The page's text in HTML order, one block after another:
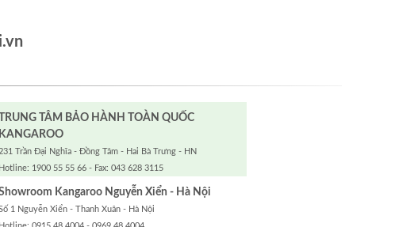
TRUNG TÂM BẢO HÀNH TOÀN QUỐC
KANGAROO
Trần Đại Nghĩa - Đồng Tâm - Hai Bà Trưng - HN
Hotline: 1900 55 55 66 - Fax: 043 628 3115
Kangaroo Nguyễn Xiển - Hà Nội
1 Nguyễn Xiển - Thanh Xuân - Hà Nội